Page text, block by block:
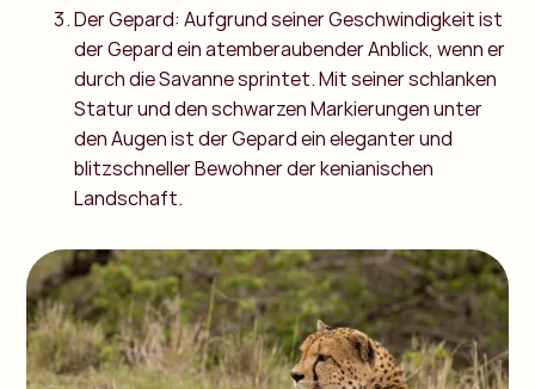
Der Gepard: Aufgrund seiner Geschwindigkeit ist
der Gepard ein atemberaubender Anblick, wenn er
durch die Savanne sprintet. Mit seiner schlanken
Statur und den schwarzen Markierungen unter
den Augen ist der Gepard ein eleganter und
blitzschneller Bewohner der kenianischen
Landschaft.